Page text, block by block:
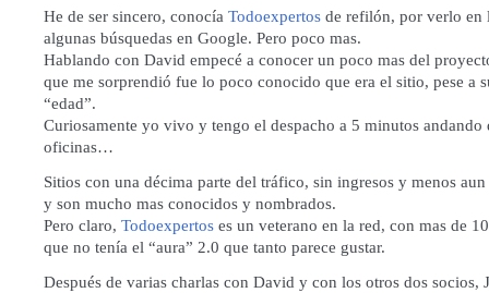
He de ser sincero, conocía Todoexpertos de refilón, por verlo en
algunas búsquedas en Google. Pero poco mas.
Hablando con David empecé a conocer un poco mas del
que me sorprendió fue lo poco conocido que era el sitio, pese a
“edad”.
Curiosamente yo vivo y tengo el despacho a 5 minutos andando
oficinas…
Sitios con una décima parte del tráfico, sin ingresos y menos
y son mucho mas conocidos y nombrados.
Pero claro, Todoexpertos es un veterano en la red, con mas de
que no tenía el “aura” 2.0 que tanto parece gustar.
Después de varias charlas con David y con los otros dos socios,